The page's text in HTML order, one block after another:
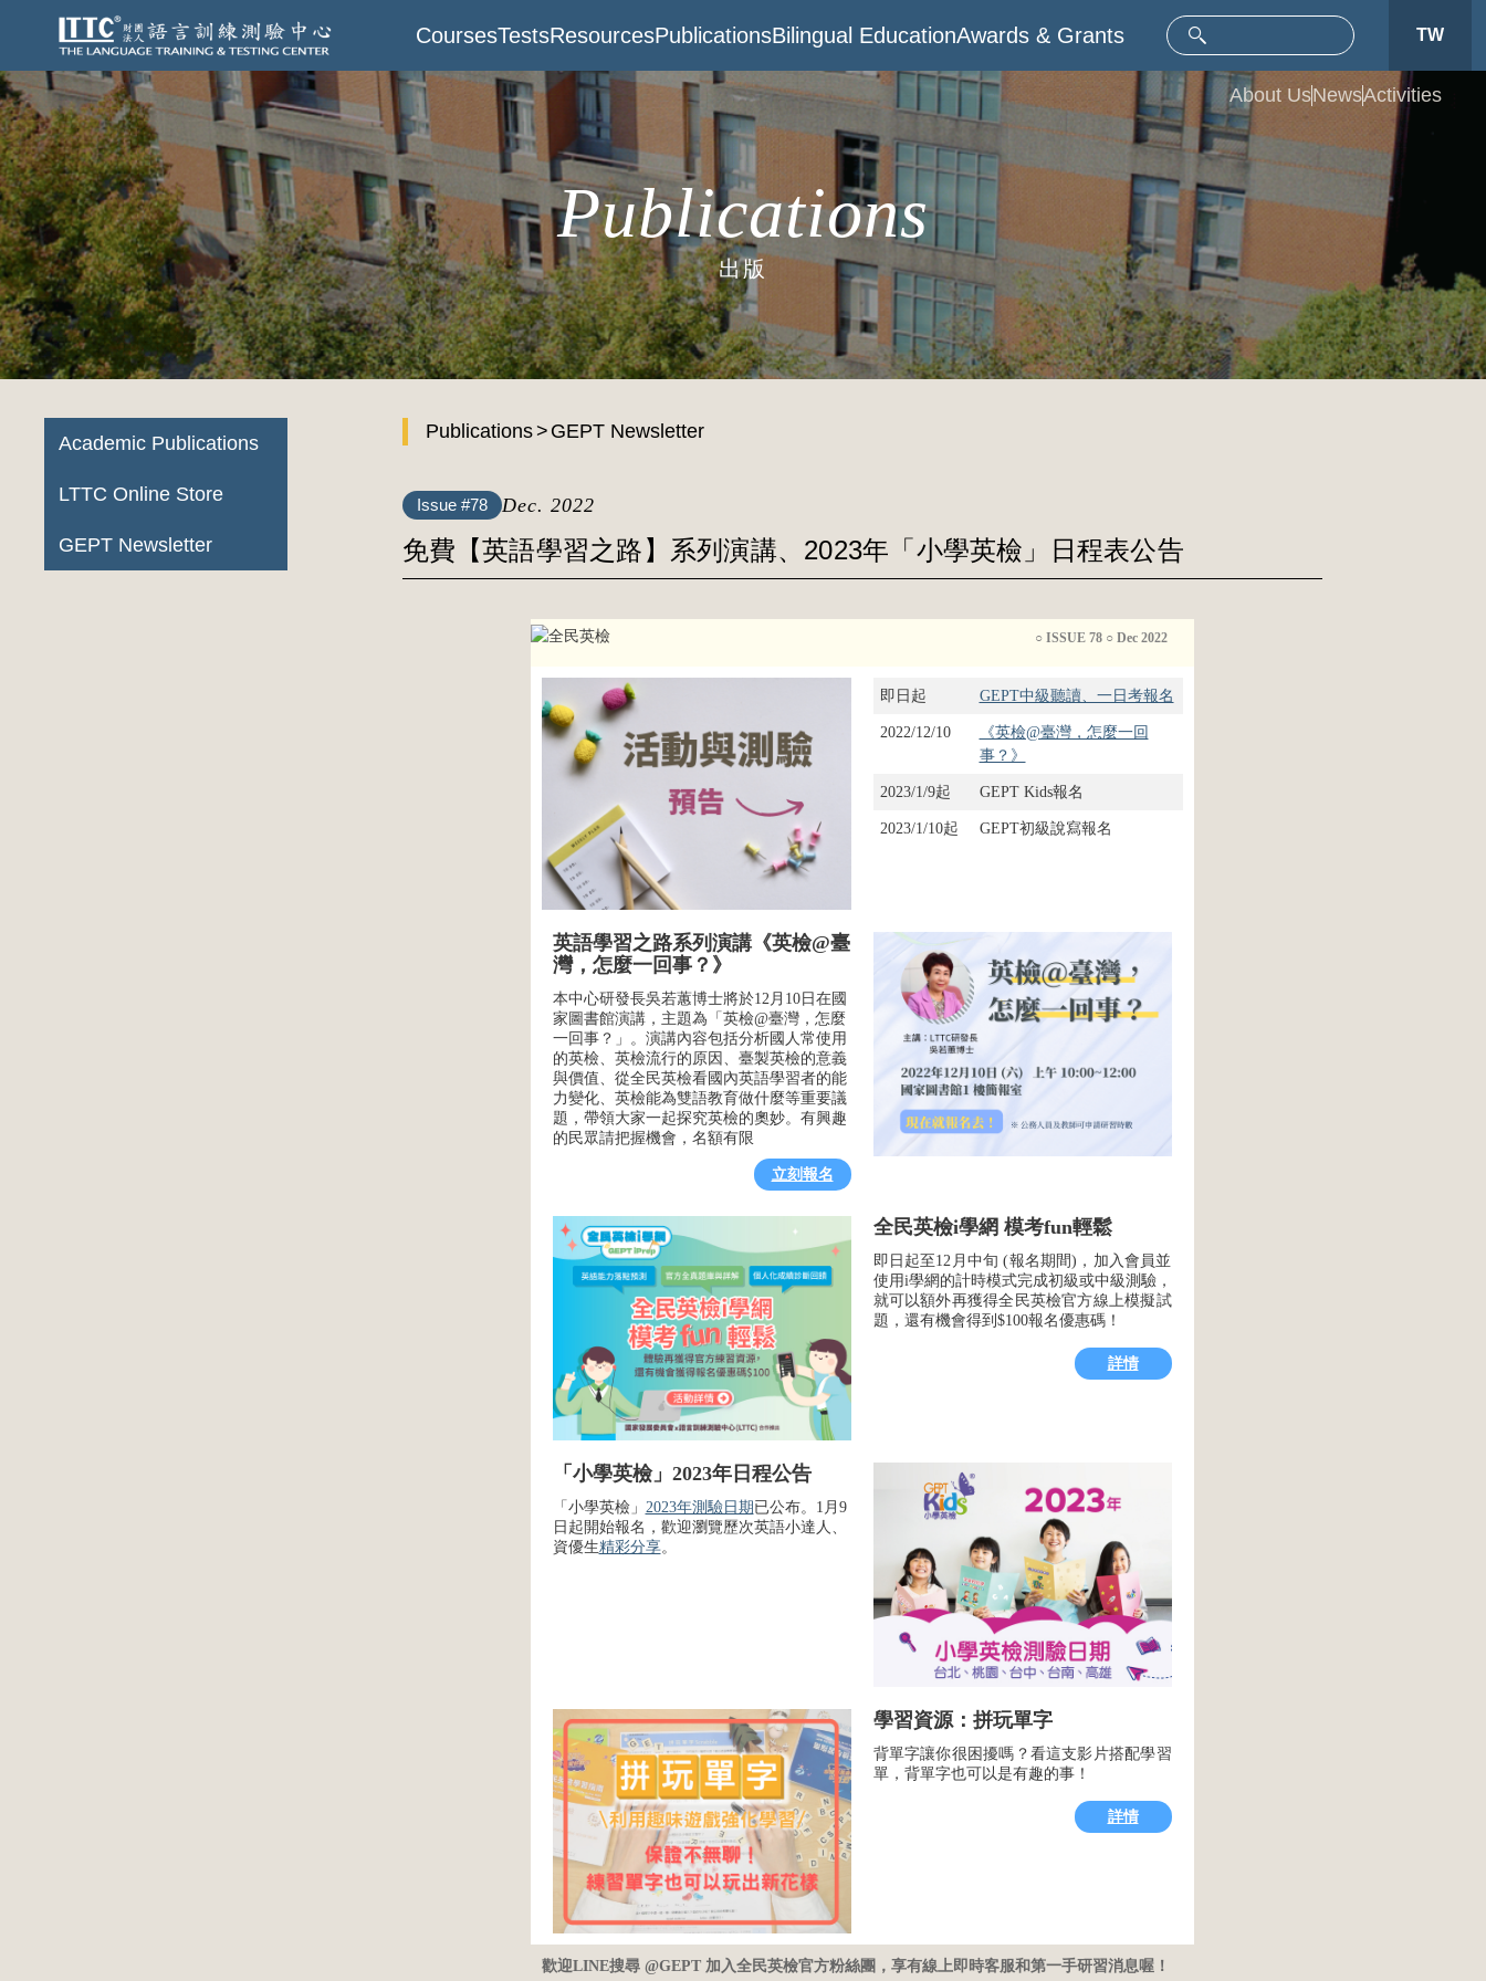
CoursesTestsResourcesPublicationsBilingual EducationAwards & Grants TW
About UsNewsActivities
Publications
出版
Academic Publications
LTTC Online Store
GEPT Newsletter
Publications GEPT Newsletter
Issue #78 Dec. 2022
免費【英語學習之路】系列演講、2023年「小學英檢」日程表公告
○ ISSUE 78 ○ Dec 2022
即日起 GEPT中級聽讀、一日考報名
2022/12/10
《英檢@臺灣，怎麼一回
事？》
2023/1/9起 GEPT Kids報名
2023/1/10起 GEPT初級說寫報名
英語學習之路系列演講《英檢@臺
灣，怎麼一回事？》
本中心研發長吳若蕙博士將於12月10日在國
家圖書館演講，主題為「英檢@臺灣，怎麼
一回事？」。演講內容包括分析國人常使用
的英檢、英檢流行的原因、臺製英檢的意義
與價值、從全民英檢看國內英語學習者的能
力變化、英檢能為雙語教育做什麼等重要議
題，帶領大家一起探究英檢的奧妙。有興趣
的民眾請把握機會，名額有限
立刻報名
全民英檢i學網 模考fun輕鬆
即日起至12月中旬 (報名期間)，加入會員並
使用i學網的計時模式完成初級或中級測驗，
就可以額外再獲得全民英檢官方線上模擬試
題，還有機會得到$100報名優惠碼！
詳情
「小學英檢」2023年日程公告
「小學英檢」 2023年測驗日期 已公布。1月9
日起開始報名，歡迎瀏覽歷次英語小達人、
資優生精彩分享。
學習資源：拼玩單字
背單字讓你很困擾嗎？看這支影片搭配學習
單，背單字也可以是有趣的事！
詳情
歡迎LINE搜尋 @GEPT 加入全民英檢官方粉絲團，享有線上即時客服和第一手研習消息喔！